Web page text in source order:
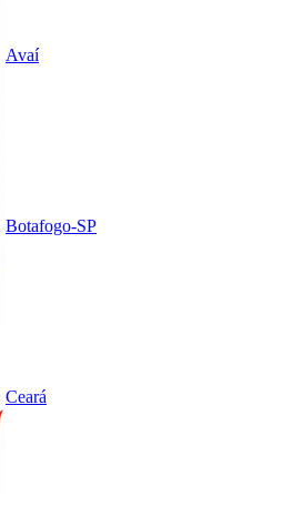
Avaí
Botafogo-SP
Ceará